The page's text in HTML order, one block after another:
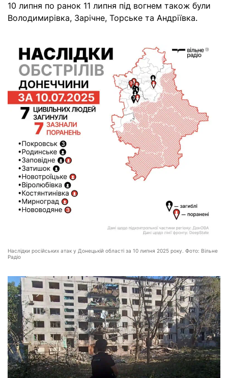
10 липня по ранок 11 липня під вогнем також були
Володимирівка, Зарічне, Торське та Андріївка.
Наслідки російських атак у Донецькій області за 10 липня 2025 року. Фото: Вільне
Радіо